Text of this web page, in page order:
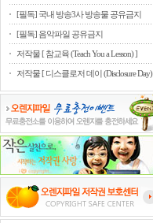
[필독] 국내 방송3사 방송물 공유금지
[필독] 음악파일 공유금지
저작물 [ 참교육 (Teach You a Lesson) ]
저작물 [ 디스클로저 데이 (Disclosure Day)